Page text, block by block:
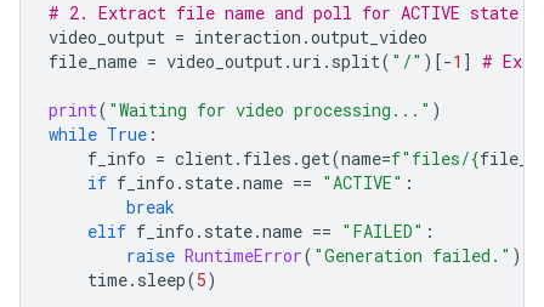
# 2. Extract file name and poll for ACTIVE state
video_output = interaction .output_video
file_name = video_output.uri . split( "/" )[-1 ] #
print( "Waiting for video processing..." )
while True :
f_info = client. files .get(name=f"files/{
if f_info . state.name == "ACTIVE" :
break
elif f_info . state.name == "FAILED" :
raise RuntimeError( "Generation failed." )
time. sleep(5)